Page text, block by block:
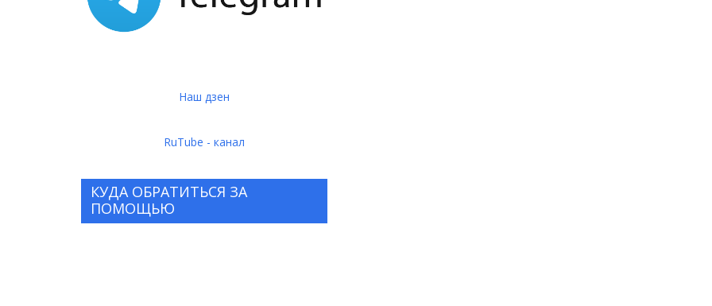
Наш дзен
RuTube - канал
КУДА ОБРАТИТЬСЯ ЗА
ПОМОЩЬЮ